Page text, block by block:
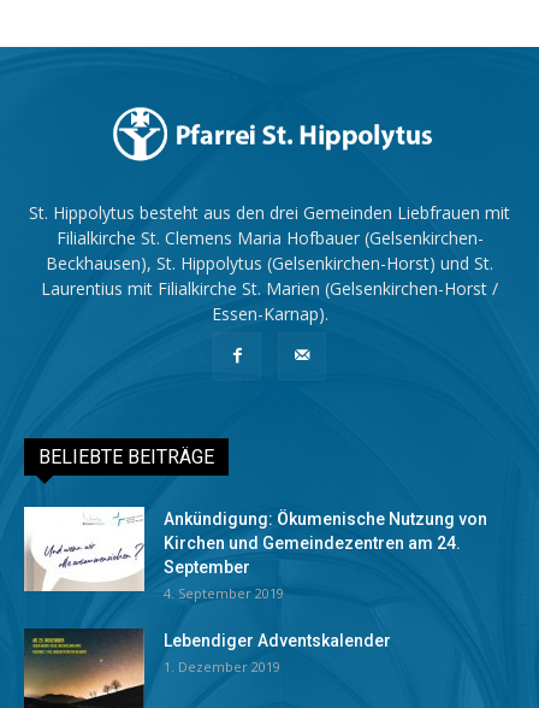
St. Hippolytus besteht aus den drei Gemeinden Liebfrauen mit
Filialkirche St. Clemens Maria Hofbauer (Gelsenkirchen-
Beckhausen), St. Hippolytus (Gelsenkirchen-Horst) und St.
Laurentius mit Filialkirche St. Marien (Gelsenkirchen-Horst /
Essen-Karnap).
BELIEBTE BEITRÄGE
Ankündigung: Ökumenische Nutzung von
Kirchen und Gemeindezentren am 24.
September
4. September 2019
Lebendiger Adventskalender
1. Dezember 2019